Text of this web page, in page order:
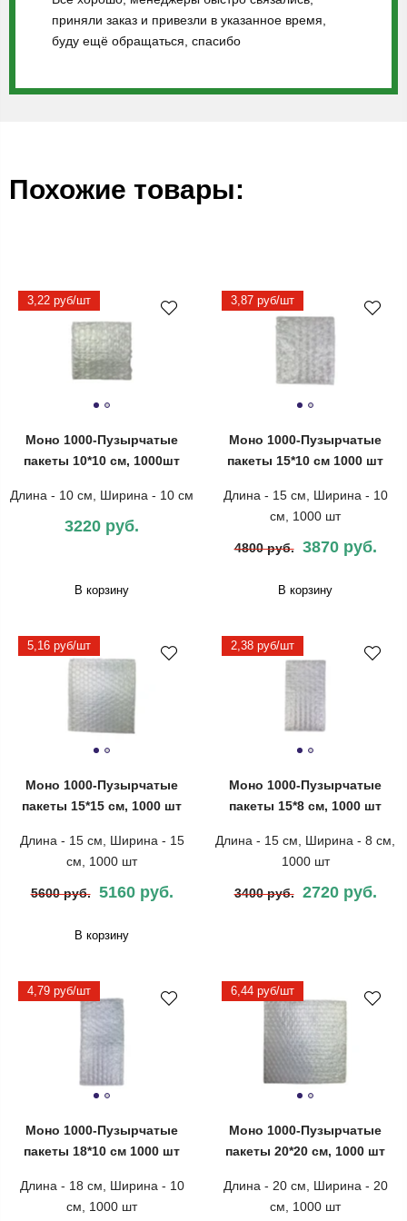
приняли заказ и привезли в указанное время,
буду ещё обращаться, спасибо
Похожие товары:
3,22 руб/шт
Моно 1000-Пузырчатые
пакеты 10*10 см, 1000шт
Длина - 10 см, Ширина - 10 см
3220 руб.
В корзину
3,87 руб/шт
Моно 1000-Пузырчатые
пакеты 15*10 см 1000 шт
Длина - 15 см, Ширина - 10
см, 1000 шт
4800 руб. 3870 руб.
В корзину
5,16 руб/шт
Моно 1000-Пузырчатые
пакеты 15*15 см, 1000 шт
Длина - 15 см, Ширина - 15
см, 1000 шт
5600 руб. 5160 руб.
В корзину
2,38 руб/шт
Моно 1000-Пузырчатые
пакеты 15*8 см, 1000 шт
Длина - 15 см, Ширина - 8 см,
1000 шт
3400 руб. 2720 руб.
4,79 руб/шт
Моно 1000-Пузырчатые
пакеты 18*10 см 1000 шт
Длина - 18 см, Ширина - 10
см, 1000 шт
6,44 руб/шт
Моно 1000-Пузырчатые
пакеты 20*20 см, 1000 шт
Длина - 20 см, Ширина - 20
см, 1000 шт